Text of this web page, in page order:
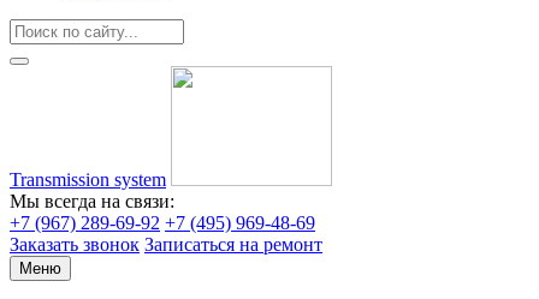
Transmission system
Мы всегда на связи:
+7 (967) 289-69-92 +7 (495) 969-48-69
Заказать звонок Записаться на ремонт
Меню